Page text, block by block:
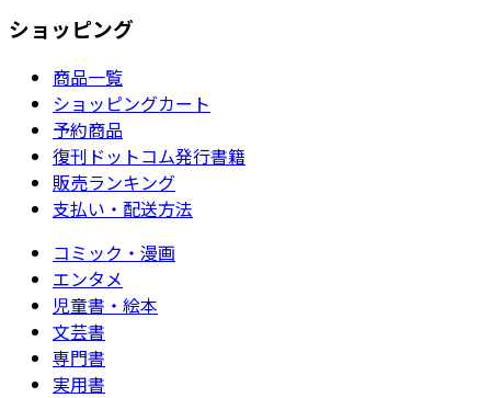
ショッピング
商品一覧
ショッピングカート
予約商品
復刊ドットコム発行書籍
販売ランキング
支払い・配送方法
コミック・漫画
エンタメ
児童書・絵本
文芸書
専門書
実用書